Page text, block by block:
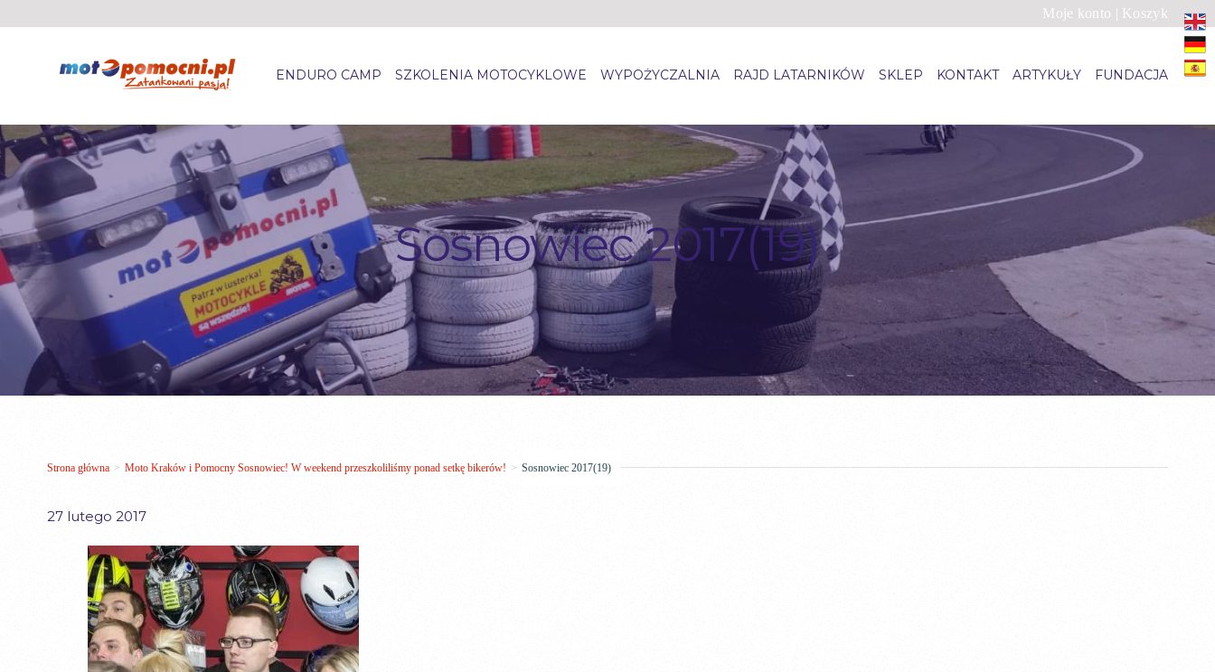
Moje konto | Koszyk
ENDURO CAMP SZKOLENIA MOTOCYKLOWE WYPOŻYCZALNIA RAJD LATARNIKÓW SKLEP KONTAKT ARTYKUŁY FUNDACJA
Sosnowiec 2017(19)
Strona główna > Moto Kraków i Pomocny Sosnowiec! W weekend przeszkoliliśmy ponad setkę bikerów! > Sosnowiec 2017(19)
27 lutego 2017